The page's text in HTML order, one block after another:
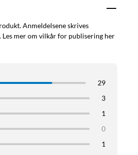
Anmeldelsene skrives
mer om vilkår for publisering her
29
3
1
0
1